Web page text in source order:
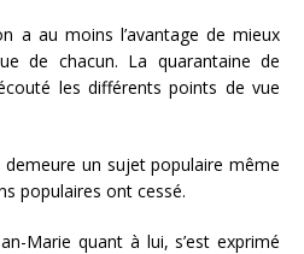
a au moins l’avantage de mieux
de chacun. La quarantaine de
les différents points de vue
un sujet populaire même
populaires ont cessé.
Marie quant à lui, s’est exprimé